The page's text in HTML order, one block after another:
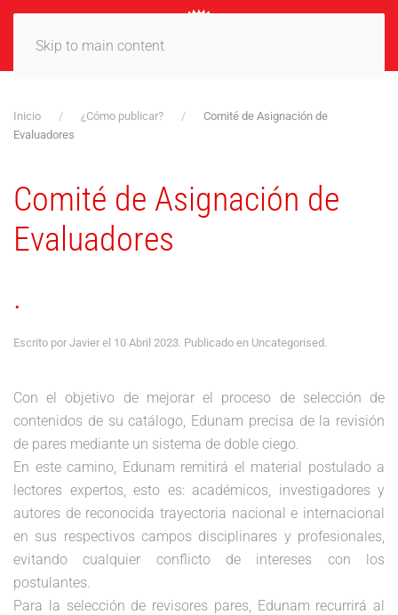
Skip to main content
Inicio ¿Cómo publicar?
Comité de Asignación de
Evaluadores
Comité de Asignación de
Evaluadores
.
Escrito por Javier el 10 Abril 2023. Publicado en Uncategorised .
Con el objetivo de mejorar el proceso de selección de
contenidos de su catálogo, Edunam precisa de la revisión
de pares mediante un sistema de doble ciego.
En este camino, Edunam remitirá el material postulado a
lectores expertos, esto es: académicos, investigadores y
autores de reconocida trayectoria nacional e internacional
en sus respectivos campos disciplinares y profesionales,
evitando cualquier conflicto de intereses con los
postulantes.
Para la selección de revisores pares, Edunam recurrirá al